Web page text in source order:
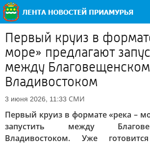
Первый круиз в
море» предлагают
между
Владивостоком
3 июня 2026, 11:33 СМИ
Первый круиз в формате «река –
запустить между
Владивостоком. Уже